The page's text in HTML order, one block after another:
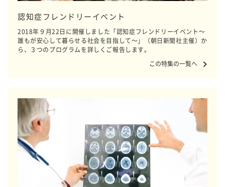
認知症フレンドリーイベント
2018年９月22日に開催しました「認知症フレンドリーイベント～
誰もが安心して暮らせる社会を目指して～」（朝日新聞社主催）か
ら、３つのプログラムを詳しくご報告します。
この特集の一覧へ